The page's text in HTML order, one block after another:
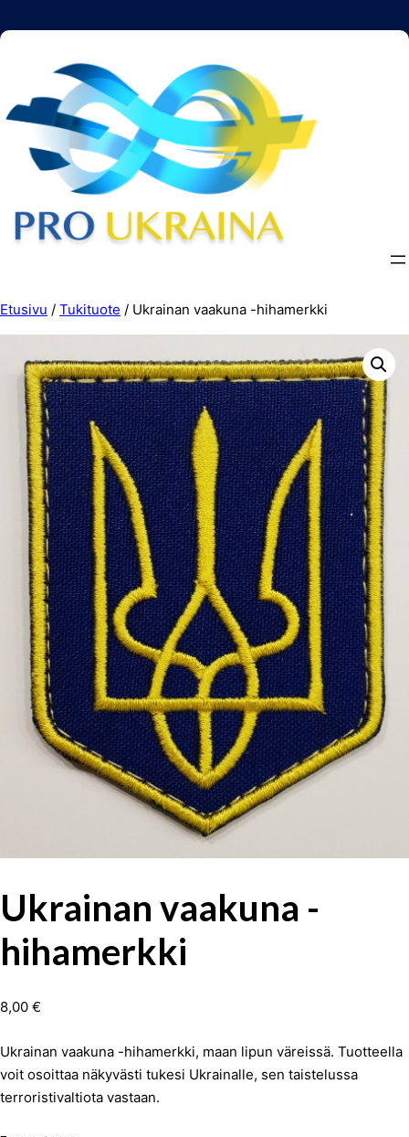
sisältöön
Etusivu / Tukituote / Ukrainan vaakuna -hihamerkki
Ukrainan vaakuna -
hihamerkki
8,00 €
Ukrainan vaakuna -hihamerkki, maan lipun väreissä. Tuotteella
voit osoittaa näkyvästi tukesi Ukrainalle, sen taistelussa
terroristivaltiota vastaan.